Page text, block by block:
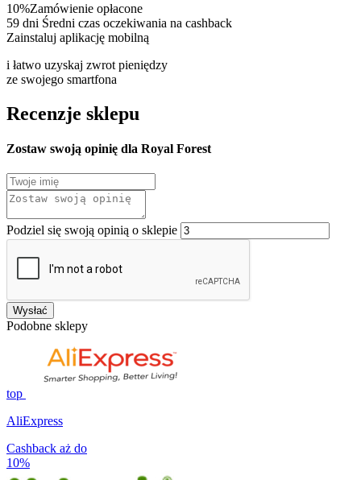
10%Zamówienie opłacone
59 dni Średni czas oczekiwania na cashback
Zainstaluj aplikację mobilną
i łatwo uzyskaj zwrot pieniędzy
ze swojego smartfona
Recenzje sklepu
Zostaw swoją opinię dla Royal Forest
Podziel się swoją opinią o sklepie
Wysłać
Podobne sklepy
top
AliExpress
Cashback aż do
10%